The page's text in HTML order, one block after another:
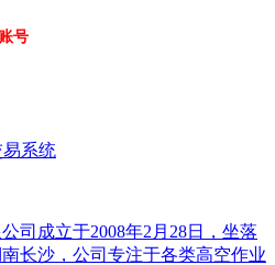
号
系统
司成立于2008年2月28日，坐落
长沙，公司专注于各类高空作业